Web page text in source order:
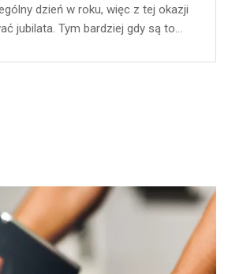
dzień w roku, więc z tej okazji
jubilata. Tym bardziej gdy są to…